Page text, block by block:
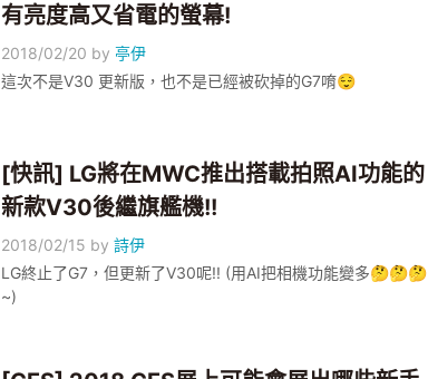
有亮度高又省電的螢幕!
2018/02/20 by亭伊
這次不是V30 更新版，也不是已經被砍掉的G7唷😌
[快訊] LG將在MWC推出搭載拍照AI功能的
新款V30後繼旗艦機!!
2018/02/15 by詩伊
LG終止了G7，但更新了V30呢!! (用AI把相機功能變多🤔🤔🤔
~)